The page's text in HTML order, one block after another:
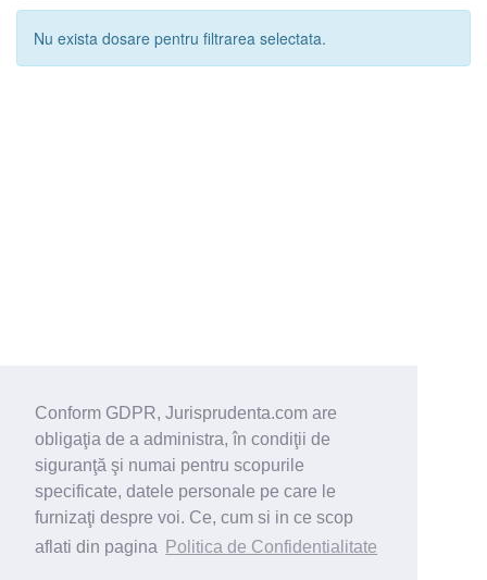
Conform GDPR, Jurisprudenta.com are
obligaţia de a administra, în condiţii de
siguranţă şi numai pentru scopurile
specificate, datele personale pe care le
furnizaţi despre voi. Ce, cum si in ce scop
aflati din pagina
Politica de Confidentialitate
Nu exista dosare pentru filtrarea selectata.